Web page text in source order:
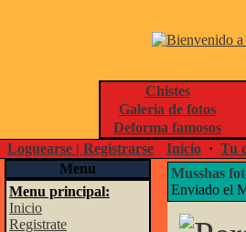
Chistes
Galeria de fotos
Deforma famosos
Loguearse | Registrarse
Inicio · Tu
Menu
Menu principal:
Inicio
Registrate
Musshas
Enviado el